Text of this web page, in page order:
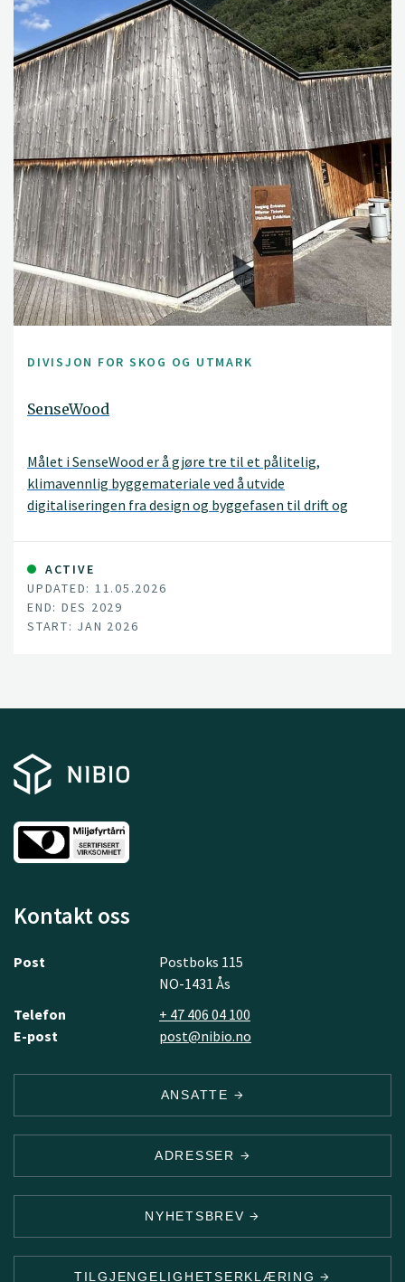
DIVISJON FOR SKOG OG UTMARK
SenseWood
Målet i SenseWood er å gjøre tre til et pålitelig,
klimavennlig byggemateriale ved å utvide
digitaliseringen fra design og byggefasen til drift og
ACTIVE
UPDATED: 11.05.2026
END: DES 2029
START: JAN 2026
Kontakt oss
Post
Postboks 115
NO-1431 Ås
Telefon
+ 47 406 04 100
E-post
post@nibio.no
ANSATTE
ADRESSER
NYHETSBREV
TILGJENGELIGHETSERKLÆRING